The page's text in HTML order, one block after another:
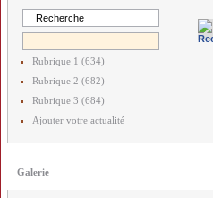
Rubrique 1 (634)
Rubrique 2 (682)
Rubrique 3 (684)
Ajouter votre actualité
Galerie